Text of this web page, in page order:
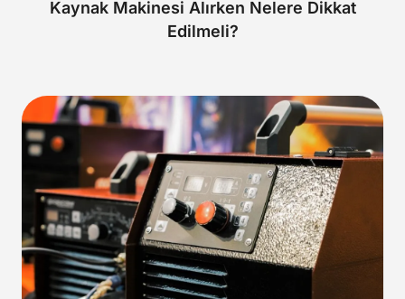
Kaynak Makinesi Alırken Nelere Dikkat
Edilmeli?